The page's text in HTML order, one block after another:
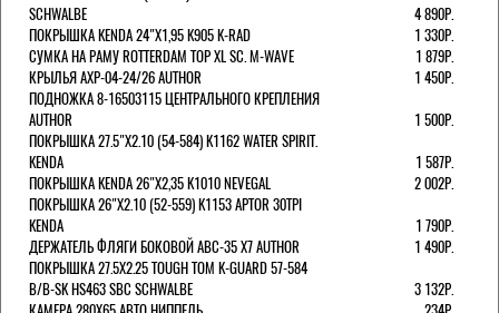
SCHWALBE
4 890Р.
ПОКРЫШКА KENDA 24"Х1,95 K905 K-RAD
1 330Р.
СУМКА НА РАМУ ROTTERDAM TOP XL SC. M-WAVE
1 879Р.
КРЫЛЬЯ AXP-04-24/26 AUTHOR
1 450Р.
ПОДНОЖКА 8-16503115 ЦЕНТРАЛЬНОГО КРЕПЛЕНИЯ
AUTHOR
1 500Р.
ПОКРЫШКА 27.5"Х2.10 (54-584) K1162 WATER SPIRIT.
KENDA
1 587Р.
ПОКРЫШКА KENDA 26"Х2,35 K1010 NEVEGAL
2 002Р.
ПОКРЫШКА 26"Х2.10 (52-559) K1153 APTOR 30TPI
KENDA
1 790Р.
ДЕРЖАТЕЛЬ ФЛЯГИ БОКОВОЙ ABC-35 X7 AUTHOR
1 490Р.
ПОКРЫШКА 27.5X2.25 TOUGH TOM K-GUARD 57-584
B/B-SK HS463 SBC SCHWALBE
3 132Р.